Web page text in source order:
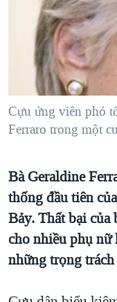
NGƯỜI VIỆT HẢI
ĐỜI SỐNG
KINH TẾ
KHOA HỌC
SỨC KHOẺ
GIÁO DỤC
TẠI
HÀNH TRÌNH BẦU
MỘT NĂM CHIẾN
GIẢI MÃ VÀNH ĐAI
TRỊNH VĨNH BÌNH
CHI PHÍ CHIẾN
CÁC GIÁ TRỊ
THƯỢNG ĐỈNH
TRỊNH VĨNH BÌNH
VIDEO
NGHE
MẠNG XÃ HỘI
Ngôn ngữ khác
Cựu ứng viên phó
Ferraro trong một
Bà Geraldine
thống đầu tiên
Bảy. Thất bại của
cho nhiều phụ nữ
những trọng